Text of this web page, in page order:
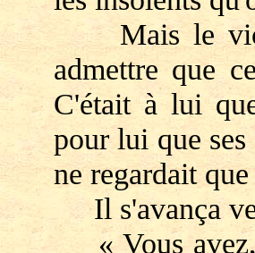
Mais le
admettre que
C'était à lui
pour lui que
ne regardait
Il s'avança
« Vous avez,